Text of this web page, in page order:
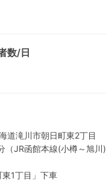
数/日
道滝川市朝日町東2丁目
（JR函館本線(小樽～旭川)
1丁目」下車